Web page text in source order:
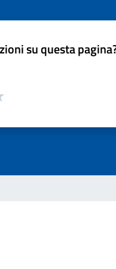
su questa